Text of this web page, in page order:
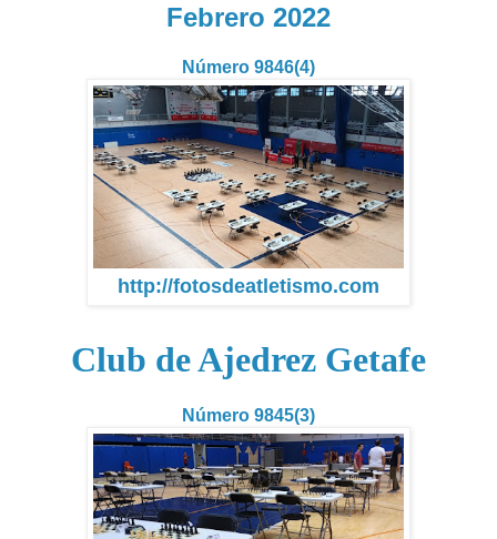
Febrero 2022
Número 9846(4)
http://fotosdeatletismo.com
Club de Ajedrez Getafe
Número 9845(3)